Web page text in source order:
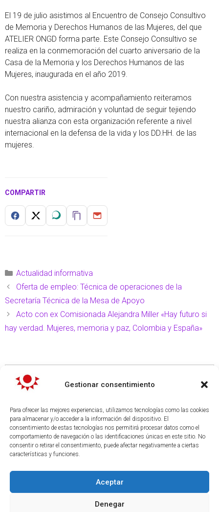
Gestionar consentimiento
Para ofrecer las mejores experiencias, utilizamos tecnologías como las cookies
para almacenar y/o acceder a la información del dispositivo. El
consentimiento de estas tecnologías nos permitirá procesar datos como el
comportamiento de navegación o las identificaciones únicas en este sitio. No
consentir o retirar el consentimiento, puede afectar negativamente a ciertas
características y funciones.
Aceptar
Denegar
El 19 de julio asistimos al Encuentro de Consejo Consultivo
de Memoria y Derechos Humanos de las Mujeres, del que
ATELIER ONGD forma parte. Este Consejo Consultivo se
realiza en la conmemoración del cuarto aniversario de la
Casa de la Memoria y los Derechos Humanos de las
Mujeres, inaugurada en el año 2019.
Con nuestra asistencia y acompañamiento reiteramos
nuestro cariño, admiración y voluntad de seguir tejiendo
nuestra alianza con esta organización referente a nivel
internacional en la defensa de la vida y los DD.HH. de las
mujeres.
COMPARTIR
Actualidad informativa
Oferta de empleo: Técnica de operaciones de la
Secretaría Técnica de la Mesa de Apoyo
Acto con ex Comisionada Alejandra Miller «Hay futuro si
hay verdad. Mujeres, memoria y paz, Colombia y España»
TEMAS
Actualidad informativa
Presencia en Medios
Documentales
Notas de prensa